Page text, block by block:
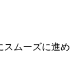
スムーズに進め